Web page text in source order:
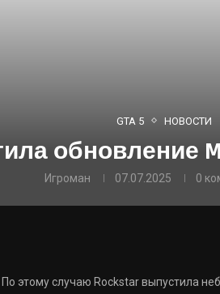
GTA 5 НОВОСТИ
обновление
Игроман 07.07.2025 0
этому случаю Rockstar выпустила